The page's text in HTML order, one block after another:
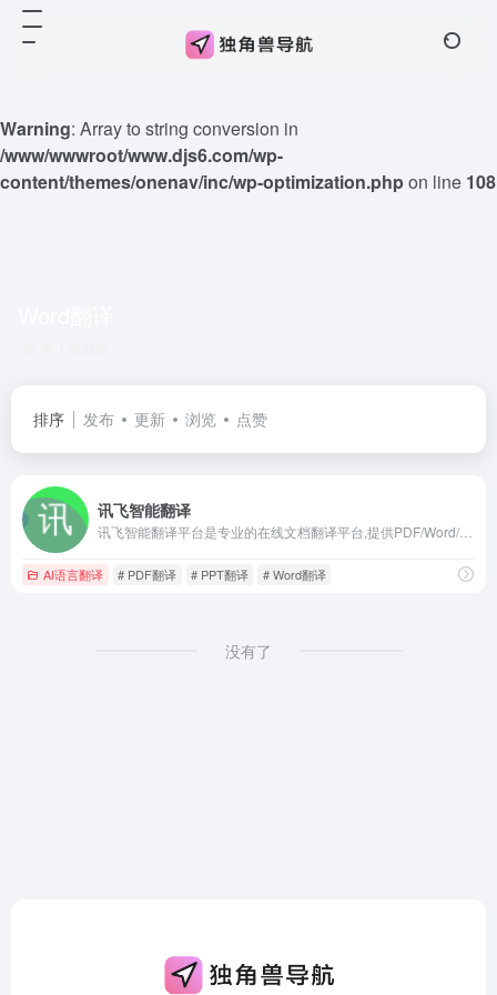
Warning: Array to string conversion in
/www/wwwroot/www.djs6.com/wp-
content/themes/onenav/inc/wp-optimization.phpon line 108
排序 发布 更新 浏览 点赞
讯飞智能翻译
讯飞智能翻译平台是专业的在线文档翻译平台,提供PDF/Word/Excel/PPT文件翻译、图片识别翻译、在线翻译等服务,支持22种文档格式以及60多种语种和中文互译,译文结果高度还原原文样式排版。涵盖期刊论文、法律、金融、计算机、能源、体育、医疗等多个领域翻译，翻译更精准。
AI语言翻译 # PDF翻译 # PPT翻译 # Word翻译
没有了